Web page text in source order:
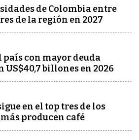
de Colombia entre
de la región en 2027
país con mayor deuda
US$40,7 billones en 2026
en el top tres de los
producen café